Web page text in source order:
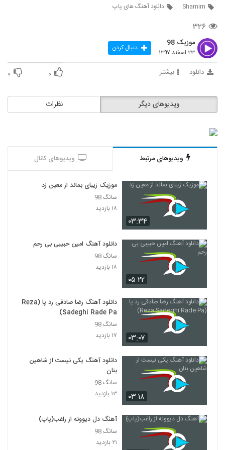
2182
Saeed Aram Ki Sokoutamo Shenide
2183
دانلود آهنگ مانی زندی خودت خواستی
موج عشق
2185
دانلود آهنگ عاشقتم جونم (به همراهی مرسانا)
از سامیر
2186
مرتضی راد آهنگ کوتاه نمیام
۳۷۲ بازدید
دانلود آهنگ آموزا گیان از فریبرز نامداری
2188
دانلود آهنگ محمد حسینی عکس سلفی
(Mohammad Hosseini Akse Selfi)
۲۷۱ بازدید
Valayar Teflaki
۳۹۸ بازدید
دانلود آهنگ بو قیز از شهروز اجمالی
آهنگ با تو از احسان صادقی(پاپ)
Shamim دانلود آهنگ های پاپ
۳۲۶
موزیک 98
۲۳ اسفند ۱۳۹۷ دنبال کردن
دانلود بیشتر ۰ ۰
نظرات ویدیوهای دیگر
ویدیوهای مرتبط ویدیوهای کانال
۰۳:۳۴
موزیک زیبای بماند از معین زد
سانگ 98
۱۸ بازدید
۰۵:۲۲
دانلود آهنگ امین حبیبی بی رحم
سانگ 98
۱۸ بازدید
۰۳:۰۷
دانلود آهنگ رضا صادقی رد پا (Reza
Sadeghi Rade Pa)
سانگ 98
۱۷ بازدید
۰۳:۱۸
دانلود آهنگ یکی نیست از شاهین
بنان
سانگ 98
۱۳ بازدید
آهنگ دل دیوونه از راغب(پاپ)
سانگ 98
۲۱ بازدید